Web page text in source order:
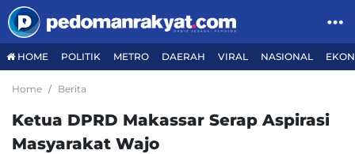
HOME POLITIK METRO DAERAH VIRAL NASIONAL
Home Berita
Ketua DPRD Makassar Serap Aspirasi
Masyarakat Wajo